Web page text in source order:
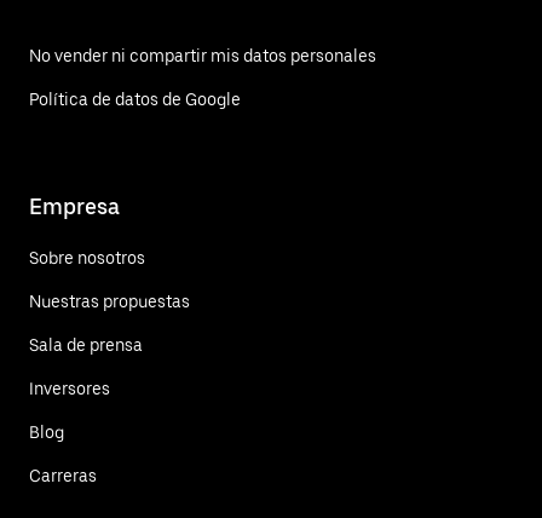
No vender ni compartir mis datos personales
Política de datos de Google
Empresa
Sobre nosotros
Nuestras propuestas
Sala de prensa
Inversores
Blog
Carreras